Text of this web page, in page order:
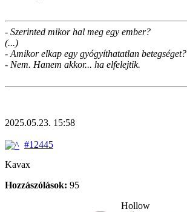
- Szerinted mikor hal meg egy ember?
(...)
- Amikor elkap egy gyógyíthatatlan betegséget?
- Nem. Hanem akkor... ha elfelejtik.
2025.05.23. 15:58
#12445
Kavax
Hozzászólások: 95
Hollow